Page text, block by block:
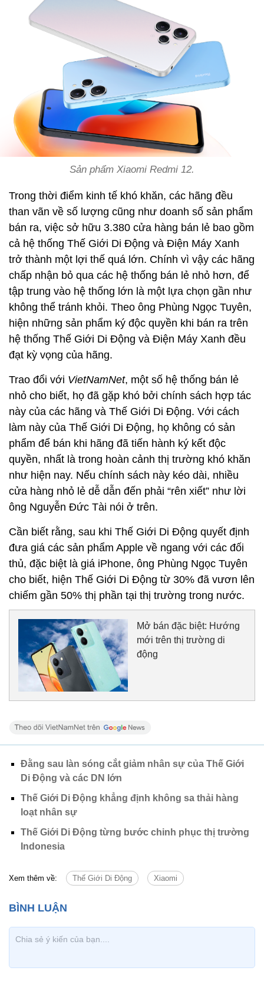
Sản phẩm Xiaomi Redmi 12.
Trong thời điểm kinh tế khó khăn, các hãng đều
than vãn về số lượng cũng như doanh số sản phẩm
bán ra, việc sở hữu 3.380 cửa hàng bán lẻ bao gồm
cả hệ thống Thế Giới Di Động và Điện Máy Xanh
trở thành một lợi thế quá lớn. Chính vì vậy các hãng
chấp nhận bỏ qua các hệ thống bán lẻ nhỏ hơn, để
tập trung vào hệ thống lớn là một lựa chọn gần như
không thể tránh khỏi. Theo ông Phùng Ngọc Tuyên,
hiện những sản phẩm ký độc quyền khi bán ra trên
hệ thống Thế Giới Di Động và Điện Máy Xanh đều
đạt kỳ vọng của hãng.
Trao đổi với VietNamNet, một số hệ thống bán lẻ
nhỏ cho biết, họ đã gặp khó bởi chính sách hợp tác
này của các hãng và Thế Giới Di Động. Với cách
làm này của Thế Giới Di Động, họ không có sản
phẩm để bán khi hãng đã tiến hành ký kết độc
quyền, nhất là trong hoàn cảnh thị trường khó khăn
như hiện nay. Nếu chính sách này kéo dài, nhiều
cửa hàng nhỏ lẻ dễ dẫn đến phải “rên xiết” như lời
ông Nguyễn Đức Tài nói ở trên.
Cần biết rằng, sau khi Thế Giới Di Động quyết định
đưa giá các sản phẩm Apple về ngang với các đối
thủ, đặc biệt là giá iPhone, ông Phùng Ngọc Tuyên
cho biết, hiện Thế Giới Di Động từ 30% đã vươn lên
chiếm gần 50% thị phần tại thị trường trong nước.
Mở bán đặc biệt: Hướng
mới trên thị trường di
động
Đằng sau làn sóng cắt giảm nhân sự của Thế Giới
Di Động và các DN lớn
Thế Giới Di Động khẳng định không sa thải hàng
loạt nhân sự
Thế Giới Di Động từng bước chinh phục thị trường
Indonesia
Xem thêm về: Thế Giới Di Động Xiaomi